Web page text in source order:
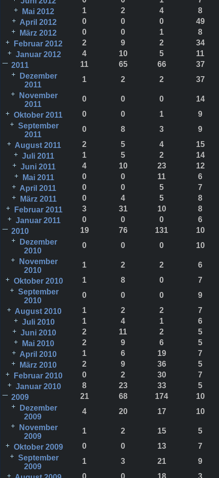
Mai 2012
1 2 4
8
April 2012
0 0 0
49
März 2012
0 0 1
8
Februar 2012
2 9 2
34
Januar 2012
4 10 5
11
2011
11 65 66
37
Dezember
2011
1 2 2
37
November
2011
0 0 0
14
Oktober 2011
0 0 1
9
September
2011
0 8 3
9
August 2011
2 5 4
15
Juli 2011
1 5 2
14
Juni 2011
4 10 23
12
Mai 2011
0 0 11
6
April 2011
0 0 5
7
März 2011
0 4 5
8
Februar 2011
3 31 10
8
Januar 2011
0 0 0
6
2010
19 76 131
10
Dezember
2010
0 0 0
10
November
2010
1 2 2
6
Oktober 2010
1 8 0
7
September
2010
0 0 0
9
August 2010
1 2 2
7
Juli 2010
1 4 1
6
Juni 2010
2 11 2
5
Mai 2010
2 9 6
5
April 2010
1 6 19
7
März 2010
2 9 36
5
Februar 2010
0 2 30
7
Januar 2010
8 23 33
5
2009
21 68 174
10
Dezember
2009
4 20 17
10
November
2009
1 2 15
5
Oktober 2009
0 0 13
7
September
2009
1 3 21
9